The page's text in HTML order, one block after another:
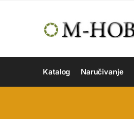
Katalog Naručivanje